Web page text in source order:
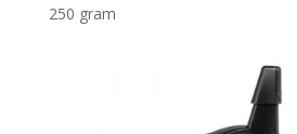
250 gram